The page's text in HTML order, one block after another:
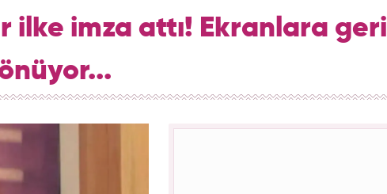
ilke imza attı! Ekranlara geri